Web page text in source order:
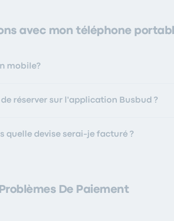
avec mon téléphone
mobile?
réserver sur l'application Busbud ?
quelle devise serai-je facturé ?
Problèmes De Paiement